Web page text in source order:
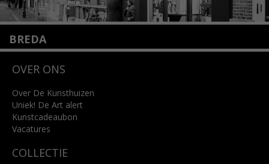
BREDA
4818 SB Breda
info@kunsthuisbreda.nl
Lees meer
OVER ONS
Over De Kunsthuizen
Uniek! De Art alert
Kunstcadeaubon
Vacatures
COLLECTIE